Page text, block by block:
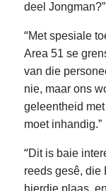
deel Jongman?”
“Met spesiale
Area 51 se
van die
nie, maar ons
geleentheid
moet inhandig.”
“Dit is baie
reeds gesê, die